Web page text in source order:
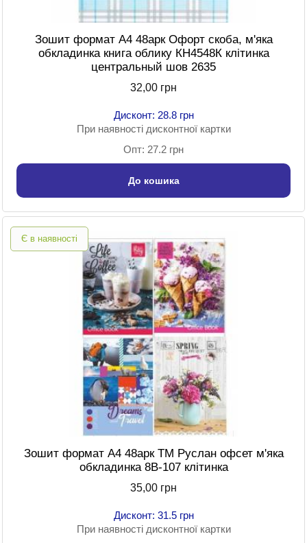
Зошит формат A4 48арк Офорт скоба, м'яка
обкладинка книга облику КН4548К клітинка
центральный шов 2635
32,00 грн
Дисконт: 28.8 грн
При наявності дисконтної картки
Опт: 27.2 грн
До кошика
Є в наявності
Зошит формат A4 48арк ТМ Руслан офсет м'яка
обкладинка 8В-107 клітинка
35,00 грн
Дисконт: 31.5 грн
При наявності дисконтної картки